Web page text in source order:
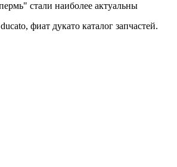
стали наиболее актуальны
фиат дукато каталог запчастей.